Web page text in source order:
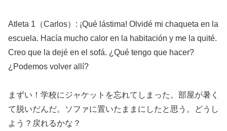
Atleta 1（Carlos）: ¡Qué lástima! Olvidé mi chaqueta en la
escuela. Hacía mucho calor en la habitación y me la quité.
Creo que la dejé en el sofá. ¿Qué tengo que hacer?
¿Podemos volver allí?
まずい！学校にジャケットを忘れてしまった。部屋が暑く
て脱いだんだ。ソファに置いたままにしたと思う。どうし
よう？戻れるかな？